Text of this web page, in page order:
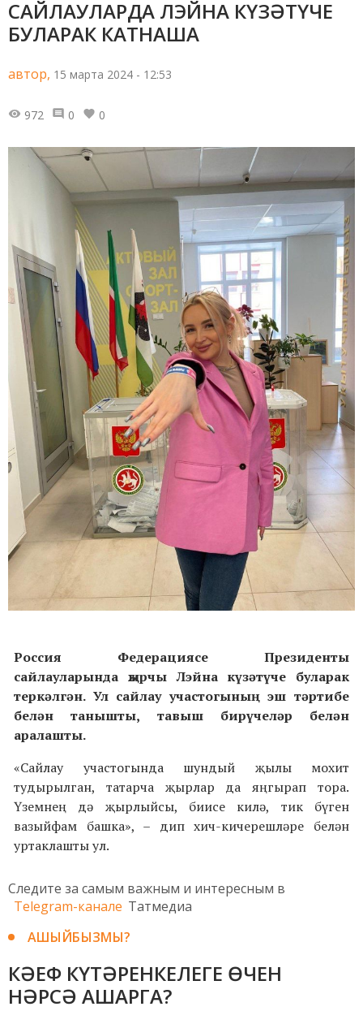
САЙЛАУЛАРДА ЛЭЙНА КҮЗӘТҮЧЕ
БУЛАРАК КАТНАША
автор, 15 марта 2024 - 12:53
972 0 0
Россия Федерациясе Президенты
сайлауларында җырчы Лэйна күзәтүче буларак
теркәлгән. Ул сайлау участогының эш тәртибе
белән танышты, тавыш бирүчеләр белән
аралашты.
«Сайлау участогында шундый җылы мохит
тудырылган, татарча җырлар да яңгырап тора.
Үземнең дә җырлыйсы, биисе килә, тик бүген
вазыйфам башка», – дип хич-кичерешләре белән
уртаклашты ул.
Следите за самым важным и интересным в
Telegram-канале Татмедиа
АШЫЙБЫЗМЫ?
КӘЕФ КҮТӘРЕНКЕЛЕГЕ ӨЧЕН
НӘРСӘ АШАРГА?